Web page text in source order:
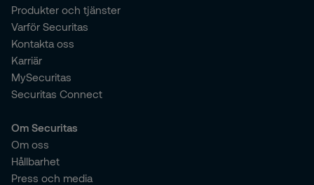
Produkter och tjänster
Varför Securitas
Kontakta oss
Karriär
MySecuritas
Securitas Connect
Om Securitas
Om oss
Hållbarhet
Press och media